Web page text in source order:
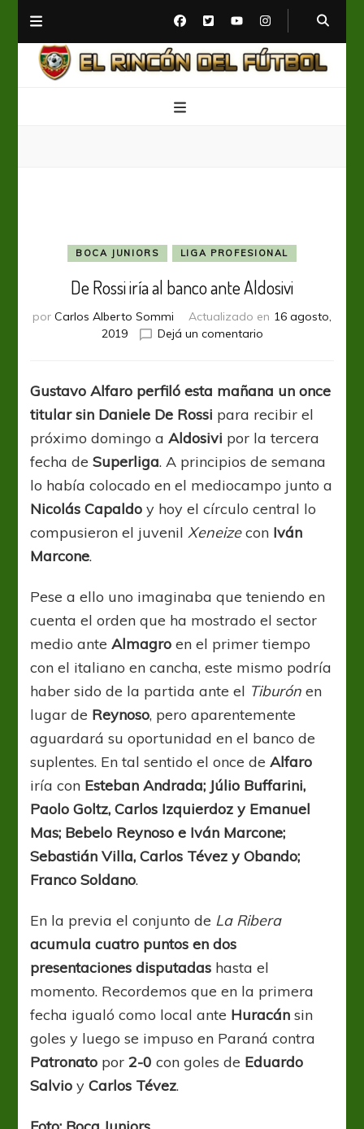
BOCA JUNIORS LIGA PROFESIONAL
De Rossi iría al banco ante Aldosivi
por Carlos Alberto Sommi Actualizado en 16 agosto,
2019
Dejá un comentarioen
al
banco
ante
Gustavo Alfaro perfiló esta mañana un once
titular sin Daniele De Rossi para recibir el
próximo domingo aAldosivi por la tercera
fecha deSuperliga. A principios de semana
lo había colocado en el mediocampo junto a
Nicolás Capaldo y hoy el círculo central lo
compusieron el juvenilXeneizecon Iván
Marcone.
Pese a ello uno imaginaba que teniendo en
cuenta el orden que ha mostrado el sector
medio anteAlmagro en el primer tiempo
con el italiano en cancha, este mismo podría
haber sido de la partida ante el Tiburón en
lugar de Reynoso, pero aparentemente
aguardará su oportunidad en el banco de
suplentes. En tal sentido el once deAlfaro
iría con Esteban Andrada; Júlio Buffarini,
Paolo Goltz, Carlos Izquierdoz y Emanuel
Mas; Bebelo Reynoso e Iván Marcone;
Sebastián Villa, Carlos Tévez y Obando;
Franco Soldano.
En la previa el conjunto de La Ribera
acumula cuatro puntos en dos
presentaciones disputadas hasta el
momento. Recordemos que en la primera
fecha igualó como local ante Huracán sin
goles y luego se impuso en Paraná contra
Patronato por2-0 con goles de Eduardo
Salvio yCarlos Tévez.